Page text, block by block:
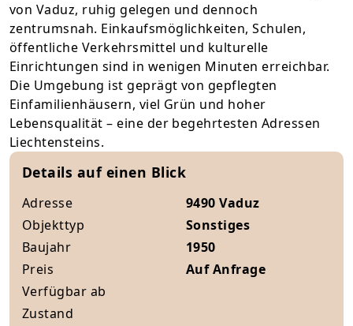
von Vaduz, ruhig gelegen und dennoch
zentrumsnah. Einkaufsmöglichkeiten, Schulen,
öffentliche Verkehrsmittel und kulturelle
Einrichtungen sind in wenigen Minuten erreichbar.
Die Umgebung ist geprägt von gepflegten
Einfamilienhäusern, viel Grün und hoher
Lebensqualität – eine der begehrtesten Adressen
Liechtensteins.
Details auf einen Blick
Adresse
9490 Vaduz
Objekttyp
Sonstiges
Baujahr
1950
Preis
Auf Anfrage
Verfügbar ab
Zustand